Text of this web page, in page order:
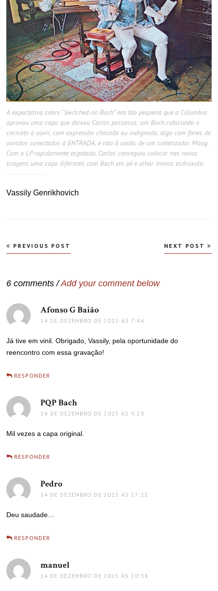
A expectativa sobre “Switched-on Bach” era tão pequena que a Columbia
aprovou uma capa que deixou Carlos possessa: um Bach rubicundo e
caricato a ouvir, com expressão chocada ou indignada, algo com fones de
ouvidos conectados à ENTRADA, e não à saída, de um sintetizador Moog.
Com o LP rapidamente esgotado, Carlos conseguiu colocar nas novas
tiragens uma capa diferente, com Bach em pé e olhar menos esdrúxulo.
Vassily Genrikhovich
Navegação
de
PREVIOUS POST NEXT POST
6 comments /Add your comment below
Afonso G Baião
14 DE DEZEMBRO DE 2015 ÀS 7:44
Já tive em vinil. Obrigado, Vassily, pela oportunidade do
reencontro com essa gravação!
RESPONDER
PQP Bachdisse:
14 DE DEZEMBRO DE 2015 ÀS 9:29
Mil vezes a capa original.
RESPONDER
Pedro
14 DE DEZEMBRO DE 2015 ÀS 17:11
Deu saudade…
RESPONDER
manuel
14 DE DEZEMBRO DE 2015 ÀS 20:38